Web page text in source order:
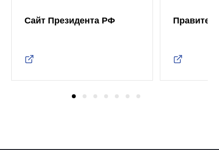
Сайт Президента РФ